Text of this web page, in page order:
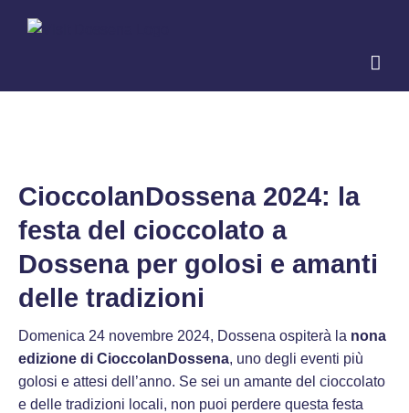
CioccolanDossena 2024: la
festa del cioccolato a
Dossena per golosi e amanti
delle tradizioni
Domenica 24 novembre 2024, Dossena ospiterà la nona
edizione di CioccolanDossena, uno degli eventi più
golosi e attesi dell’anno. Se sei un amante del cioccolato
e delle tradizioni locali, non puoi perdere questa festa